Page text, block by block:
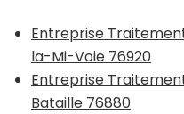
Entreprise
la-Mi-Voie 76920
Entreprise
Bataille 76880